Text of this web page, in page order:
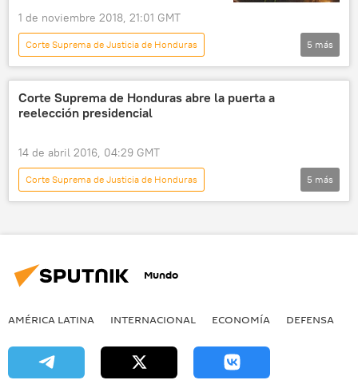
Partido Nacional (PN)
Gobierno de Estados Unidos
BRICS
💬 Opinión y Análisis
1 de noviembre 2018, 21:01 GMT
Corte Suprema de Justicia de Honduras
América Latina
Internacional
Honduras
Berta Cáceres
5 más
Corte Suprema de Honduras abre la puerta a
reelección presidencial
14 de abril 2016, 04:29 GMT
Corte Suprema de Justicia de Honduras
América Latina
Internacional
5 más
Mundo
AMÉRICA LATINA INTERNACIONAL ECONOMÍA DEFENSA